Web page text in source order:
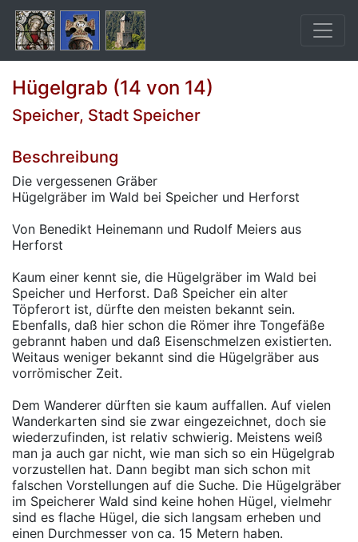
Hügelgrab (14 von 14)
Speicher, Stadt Speicher
Beschreibung
Die vergessenen Gräber
Hügelgräber im Wald bei Speicher und Herforst
Von Benedikt Heinemann und Rudolf Meiers aus
Herforst
Kaum einer kennt sie, die Hügelgräber im Wald bei
Speicher und Herforst. Daß Speicher ein alter
Töpferort ist, dürfte den meisten bekannt sein.
Ebenfalls, daß hier schon die Römer ihre Tongefäße
gebrannt haben und daß Eisenschmelzen existierten.
Weitaus weniger bekannt sind die Hügelgräber aus
vorrömischer Zeit.
Dem Wanderer dürften sie kaum auffallen. Auf vielen
Wanderkarten sind sie zwar eingezeichnet, doch sie
wiederzufinden, ist relativ schwierig. Meistens weiß
man ja auch gar nicht, wie man sich so ein Hügelgrab
vorzustellen hat. Dann begibt man sich schon mit
falschen Vorstellungen auf die Suche. Die Hügelgräber
im Speicherer Wald sind keine hohen Hügel, vielmehr
sind es flache Hügel, die sich langsam erheben und
einen Durchmesser von ca. 15 Metern haben.